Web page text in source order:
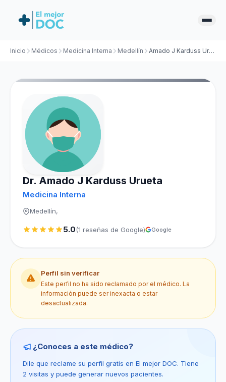
Inicio Médicos Medicina Interna Medellín Amado J Karduss Urueta
Dr. Amado J Karduss Urueta
Medicina Interna
Medellín,
5.0(1 reseñas de Google) Google
Perfil sin verificar
Este perfil no ha sido reclamado por el médico. La
información puede ser inexacta o estar
desactualizada.
¿Conoces a este médico?
Dile que reclame su perfil gratis en El mejor DOC. Tiene
2 visitas y puede generar nuevos pacientes.